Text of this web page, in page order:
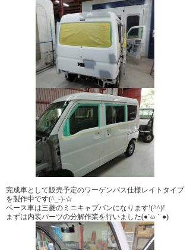
完成車として販売予定のワーゲンバス仕様レイトタイプ
を製作中です(^_-)-☆
ベース車は三菱のミニキャブバンになります!(^^)!
まずは内装パーツの分解作業を行いました(●´ω｀●)